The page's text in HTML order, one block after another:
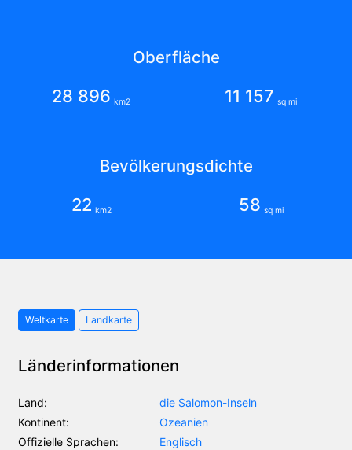
Oberfläche
28 896 km2 11 157 sq mi
Bevölkerungsdichte
22 km2 58 sq mi
Weltkarte Landkarte
Länderinformationen
Land:
die Salomon-Inseln
Kontinent:
Ozeanien
Offizielle Sprachen:
Englisch